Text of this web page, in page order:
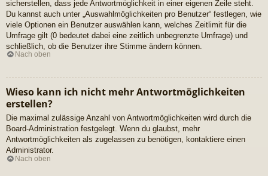
sicherstellen, dass jede Antwortmöglichkeit in einer eigenen Zeile steht.
Du kannst auch unter „Auswahlmöglichkeiten pro Benutzer“ festlegen, wie
viele Optionen ein Benutzer auswählen kann, welches Zeitlimit für die
Umfrage gilt (0 bedeutet dabei eine zeitlich unbegrenzte Umfrage) und
schließlich, ob die Benutzer ihre Stimme ändern können.
Nach oben
Wieso kann ich nicht mehr Antwortmöglichkeiten
erstellen?
Die maximal zulässige Anzahl von Antwortmöglichkeiten wird durch die
Board-Administration festgelegt. Wenn du glaubst, mehr
Antwortmöglichkeiten als zugelassen zu benötigen, kontaktiere einen
Administrator.
Nach oben